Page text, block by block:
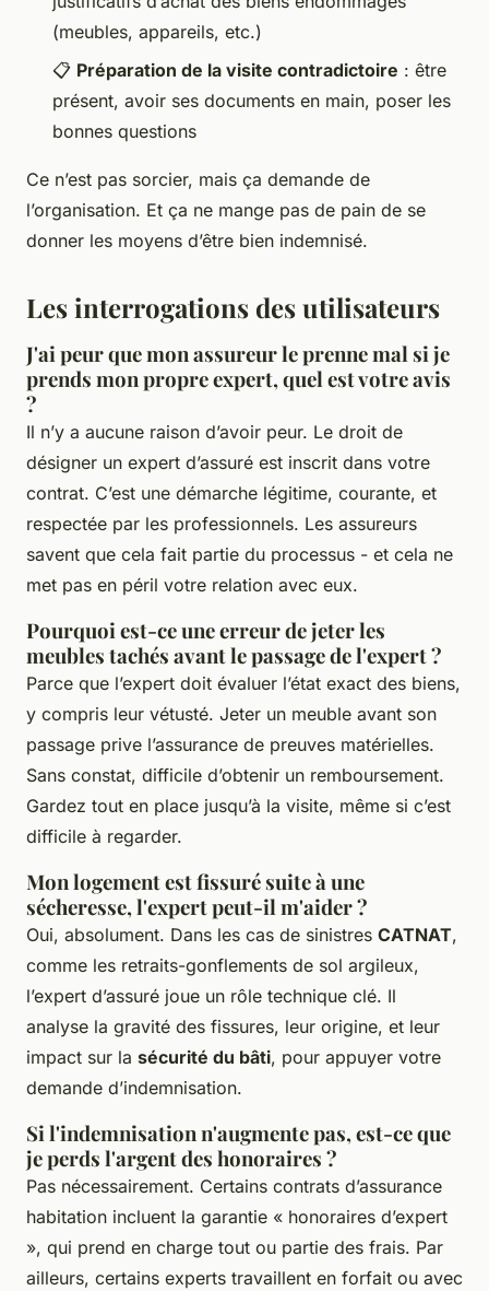
(meubles, appareils, etc.)
📋 Préparation de la visite contradictoire : être
présent, avoir ses documents en main, poser les
bonnes questions
Ce n’est pas sorcier, mais ça demande de
l’organisation. Et ça ne mange pas de pain de se
donner les moyens d’être bien indemnisé.
Les interrogations des utilisateurs
J'ai peur que mon assureur le prenne mal si je
prends mon propre expert, quel est votre avis
?
Il n’y a aucune raison d’avoir peur. Le droit de
désigner un expert d’assuré est inscrit dans votre
contrat. C’est une démarche légitime, courante, et
respectée par les professionnels. Les assureurs
savent que cela fait partie du processus - et cela ne
met pas en péril votre relation avec eux.
Pourquoi est-ce une erreur de jeter les
meubles tachés avant le passage de l'expert ?
Parce que l’expert doit évaluer l’état exact des biens,
y compris leur vétusté. Jeter un meuble avant son
passage prive l’assurance de preuves matérielles.
Sans constat, difficile d’obtenir un remboursement.
Gardez tout en place jusqu’à la visite, même si c’est
difficile à regarder.
Mon logement est fissuré suite à une
sécheresse, l'expert peut-il m'aider ?
Oui, absolument. Dans les cas de sinistres CATNAT,
comme les retraits-gonflements de sol argileux,
l’expert d’assuré joue un rôle technique clé. Il
analyse la gravité des fissures, leur origine, et leur
impact sur la sécurité du bâti, pour appuyer votre
demande d’indemnisation.
Si l'indemnisation n'augmente pas, est-ce que
je perds l'argent des honoraires ?
Pas nécessairement. Certains contrats d’assurance
habitation incluent la garantie « honoraires d’expert
», qui prend en charge tout ou partie des frais. Par
ailleurs, certains experts travaillent en forfait ou avec